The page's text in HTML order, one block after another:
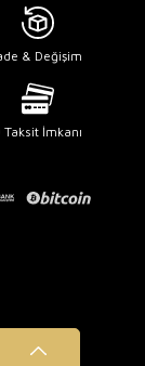
& Değişim
Taksit İmkanı